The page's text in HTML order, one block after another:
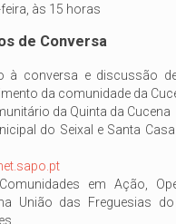
às 15 horas
de Conversa
à conversa e discussão
da comunidade da
da Quinta da Cucena
do Seixal e Santa
em Ação,
União das Freguesias